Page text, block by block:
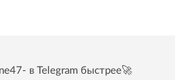
в Telegram быстрее🚀